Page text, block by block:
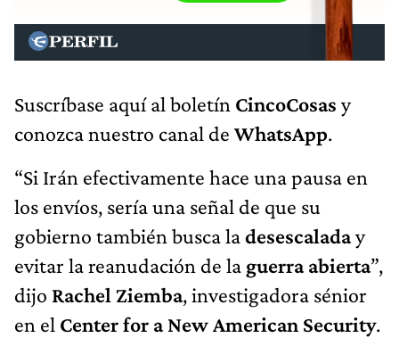
Suscríbase aquí al boletín CincoCosas y
conozca nuestro canal de WhatsApp.
“Si Irán efectivamente hace una pausa en
los envíos, sería una señal de que su
gobierno también busca ladesescaladay
evitar la reanudación de la guerra abierta”,
dijo Rachel Ziemba, investigadora sénior
en el Center for a New American Security.